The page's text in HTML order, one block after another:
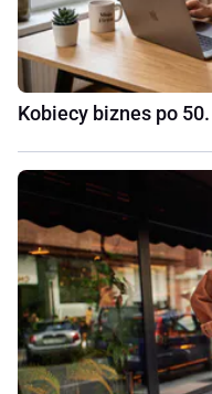
Kobiecy biznes po